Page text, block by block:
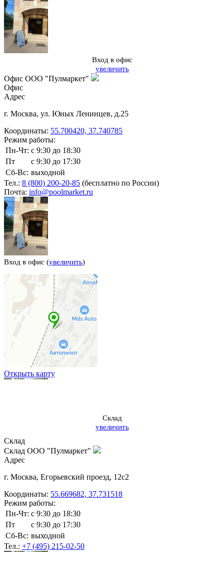
Вход в офис
увеличить
Офис ООО "Пулмаркет"
Офис
Адрес
г. Москва, ул. Юных Ленинцев, д.25
Координаты: 55.700420, 37.740785
Режим работы:
Пн-Чт: с 9:30 до 18:30
Пт
с 9:30 до 17:30
Сб-Вс: выходной
Тел.: 8 (800) 200-20-85 (бесплатно по России)
Почта: info@poolmarket.ru
Вход в офис (увеличить)
Открыть карту
Склад
увеличить
Склад
Склад ООО "Пулмаркет"
Адрес
г. Москва, Егорьевский проезд, 12с2
Координаты: 55.669682, 37.731518
Режим работы:
Пн-Чт: с 9:30 до 18:30
Пт
с 9:30 до 17:30
Сб-Вс: выходной
Тел.: +7 (495) 215-02-50